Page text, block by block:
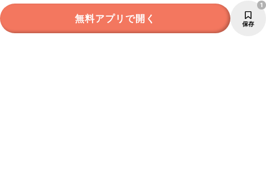
無料アプリで開く 保存
1